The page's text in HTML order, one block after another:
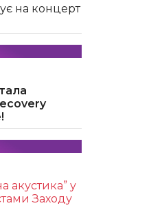
на концерт
акустика” у
Заходу